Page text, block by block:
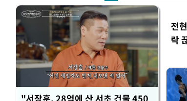
"서장훈, 28억에 산 서초 건물 450
전
락